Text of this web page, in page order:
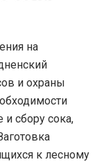
на
и охраны
и сбору сока,
к лесному